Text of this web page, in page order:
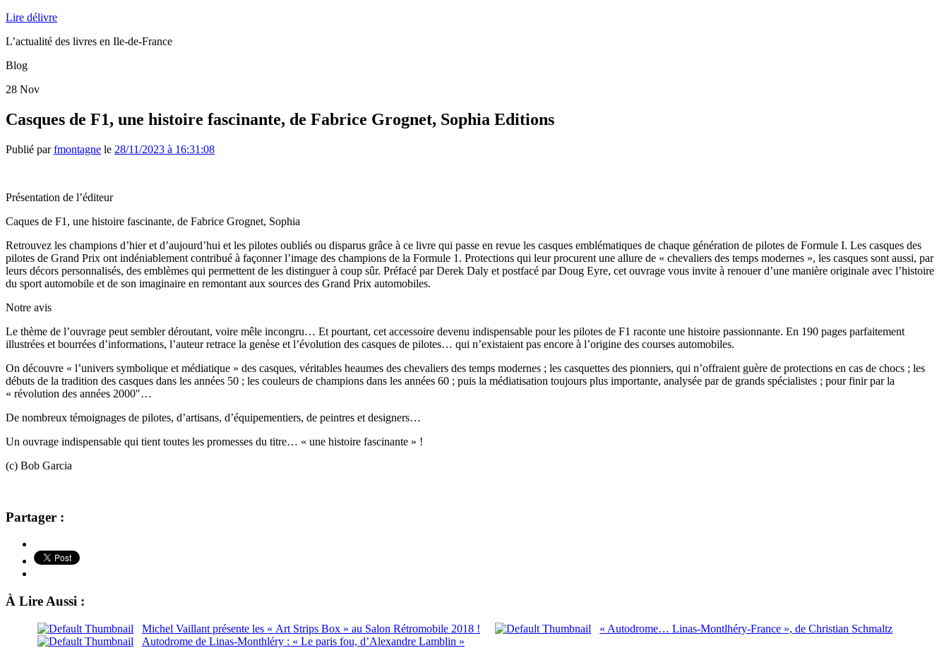
Lire délivre
L’actualité des livres en Ile-de-France
Blog
28 Nov
Casques de F1, une histoire fascinante, de Fabrice Grognet, Sophia Editions
Publié parfmontagne le 28/11/2023 à 16:31:08
Présentation de l’éditeur
Caques de F1, une histoire fascinante, de Fabrice Grognet, Sophia
Retrouvez les champions d’hier et d’aujourd’hui et les pilotes oubliés ou disparus grâce à ce livre qui passe en revue les casques emblématiques de chaque génération de pilotes de Formule I. Les casques des
pilotes de Grand Prix ont indéniablement contribué à façonner l’image des champions de la Formule 1. Protections qui leur procurent une allure de « chevaliers des temps modernes », les casques sont aussi, par
leurs décors personnalisés, des emblèmes qui permettent de les distinguer à coup sûr. Préfacé par Derek Daly et postfacé par Doug Eyre, cet ouvrage vous invite à renouer d’une manière originale avec l’histoire
du sport automobile et de son imaginaire en remontant aux sources des Grand Prix automobiles.
Notre avis
Le thème de l’ouvrage peut sembler déroutant, voire mêle incongru… Et pourtant, cet accessoire devenu indispensable pour les pilotes de F1 raconte une histoire passionnante. En 190 pages parfaitement
illustrées et bourrées d’informations, l’auteur retrace la genèse et l’évolution des casques de pilotes… qui n’existaient pas encore à l’origine des courses automobiles.
On découvre « l’univers symbolique et médiatique » des casques, véritables heaumes des chevaliers des temps modernes ; les casquettes des pionniers, qui n’offraient guère de protections en cas de chocs ; les
débuts de la tradition des casques dans les années 50 ; les couleurs de champions dans les années 60 ; puis la médiatisation toujours plus importante, analysée par de grands spécialistes ; pour finir par la
« révolution des années 2000″…
De nombreux témoignages de pilotes, d’artisans, d’équipementiers, de peintres et designers…
Un ouvrage indispensable qui tient toutes les promesses du titre… « une histoire fascinante » !
(c) Bob Garcia
Partager :
À Lire Aussi :
Michel Vaillant présente les « Art Strips Box » au Salon Rétromobile 2018 !
« Autodrome… Linas-Montlhéry-France », de Christian Schmaltz
Autodrome de Linas-Monthléry : « Le paris fou, d’Alexandre Lamblin »